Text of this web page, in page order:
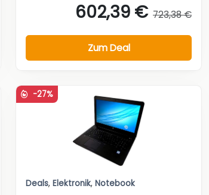
602,39 € 723,38 €
Zum Deal
-27%
Deals, Elektronik, Notebook